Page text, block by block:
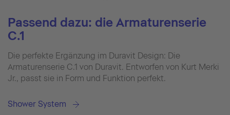
Passend dazu: die Armaturenserie
C.1
Die perfekte Ergänzung im Duravit Design: Die
Armaturenserie C.1 von Duravit. Entworfen von Kurt Merki
Jr., passt sie in Form und Funktion perfekt.
Shower System